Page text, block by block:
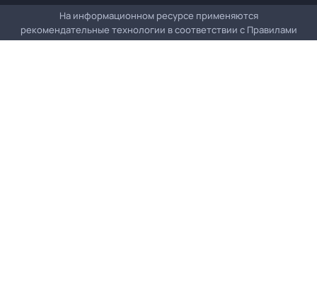
На информационном ресурсе применяются
рекомендательные технологии в соответствии с Правилами